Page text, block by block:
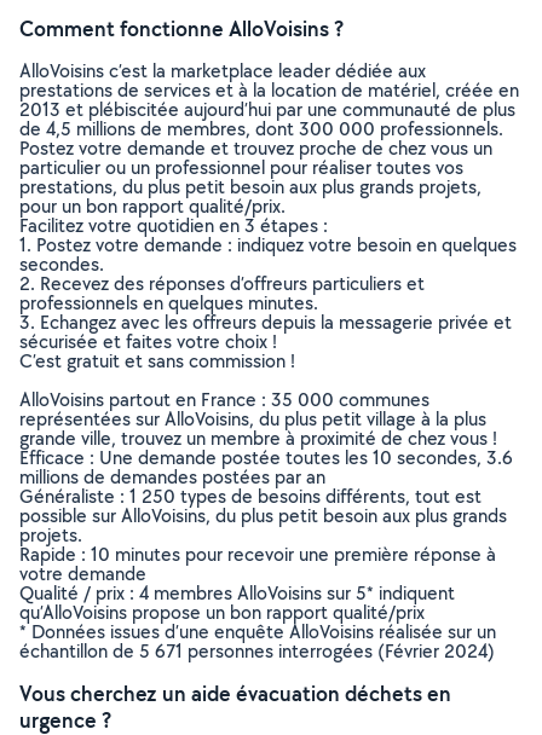
Comment fonctionne AlloVoisins ?
AlloVoisins c’est la marketplace leader dédiée aux
prestations de services et à la location de matériel, créée en
2013 et plébiscitée aujourd’hui par une communauté de plus
de 4,5 millions de membres, dont 300 000 professionnels.
Postez votre demande et trouvez proche de chez vous un
particulier ou un professionnel pour réaliser toutes vos
prestations, du plus petit besoin aux plus grands projets,
pour un bon rapport qualité/prix.
Facilitez votre quotidien en 3 étapes :
1. Postez votre demande : indiquez votre besoin en quelques
secondes.
2. Recevez des réponses d’offreurs particuliers et
professionnels en quelques minutes.
3. Echangez avec les offreurs depuis la messagerie privée et
sécurisée et faites votre choix !
C’est gratuit et sans commission !
AlloVoisins partout en France : 35 000 communes
représentées sur AlloVoisins, du plus petit village à la plus
grande ville, trouvez un membre à proximité de chez vous !
Efficace : Une demande postée toutes les 10 secondes, 3.6
millions de demandes postées par an
Généraliste : 1 250 types de besoins différents, tout est
possible sur AlloVoisins, du plus petit besoin aux plus grands
projets.
Rapide : 10 minutes pour recevoir une première réponse à
votre demande
Qualité / prix : 4 membres AlloVoisins sur 5* indiquent
qu’AlloVoisins propose un bon rapport qualité/prix
* Données issues d’une enquête AlloVoisins réalisée sur un
échantillon de 5 671 personnes interrogées (Février 2024)
Vous cherchez un aide évacuation déchets en
urgence ?